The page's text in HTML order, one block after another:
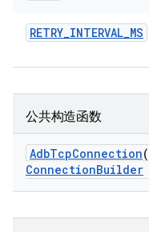
RETRY_INTERVAL_MS
公共构造函数
AdbTcpConnection(
ConnectionBuilder